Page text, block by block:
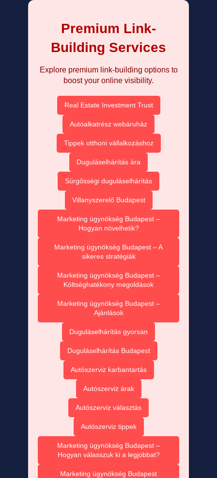
Premium Link-
Building Services
Explore premium link-building options to
boost your online visibility.
Real Estate Investment Trust
Autóalkatrész webáruház
Tippek otthoni vállalkozáshoz
Duguláselhárítás ára
Sürgősségi duguláselhárítás
Villanyszerelő Budapest
Marketing ügynökség Budapest –
Hogyan növelhetik?
Marketing ügynökség Budapest – A
sikeres stratégiák
Marketing ügynökség Budapest –
Költséghatékony megoldások
Marketing ügynökség Budapest –
Ajánlások
Duguláselhárítás gyorsan
Duguláselhárítás Budapest
Autószerviz karbantartás
Autószerviz árak
Autószerviz választás
Autószerviz tippek
Marketing ügynökség Budapest –
Hogyan válasszuk ki a legjobbat?
Marketing ügynökség Budapest